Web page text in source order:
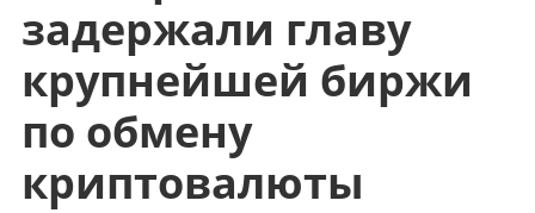
содержимому
задержали главу
крупнейшей биржи
по обмену
криптовалюты